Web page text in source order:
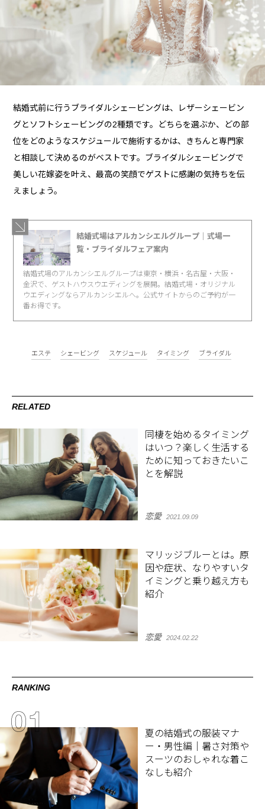
結婚式前に行うブライダルシェービングは、レザーシェービン
グとソフトシェービングの2種類です。どちらを選ぶか、どの部
位をどのようなスケジュールで施術するかは、きちんと専門家
と相談して決めるのがベストです。ブライダルシェービングで
美しい花嫁姿を叶え、最高の笑顔でゲストに感謝の気持ちを伝
えましょう。
結婚式場はアルカンシエルグループ｜式場一
覧・ブライダルフェア案内
結婚式場のアルカンシエルグループは東京・横浜・名古屋・大阪・
金沢で、ゲストハウスウエディングを展開。結婚式場・オリジナル
ウエディングならアルカンシエルへ。公式サイトからのご予約が一
番お得です。
エステ シェービング スケジュール タイミング ブライダル
RELATED
同棲を始めるタイミング
はいつ？楽しく生活する
ために知っておきたいこ
とを解説
恋愛 2021.09.09
マリッジブルーとは。原
因や症状、なりやすいタ
イミングと乗り越え方も
紹介
恋愛 2024.02.22
RANKING
夏の結婚式の服装マナ
ー・男性編｜暑さ対策や
スーツのおしゃれな着こ
なしも紹介